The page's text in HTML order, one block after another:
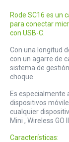
Rode SC16 es un
para conectar
con USB-C.
Con una longitud
con un agarre de
sistema de
choque.
Es especialmente
dispositivos
cualquier
Mini , Wireless GO
Características: